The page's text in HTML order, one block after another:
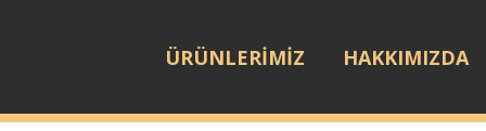
ÜRÜNLERİMİZ HAKKIMIZDA